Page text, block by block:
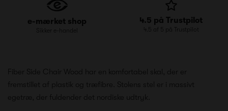
e-mærket shop
Sikker e-handel
4.5 på Trustpilot
4.5 af 5 på Trustpilot
Fiber Side Chair Wood har en komfortabel skal, der er
fremstillet af plastik og træfibre. Stolens stel er i massivt
egetræ, der fuldender det nordiske udtryk.